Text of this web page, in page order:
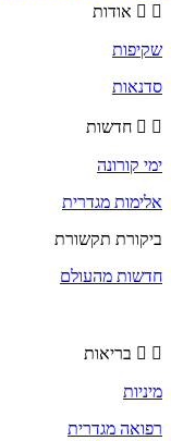
אודות
שקיפות
סדנאות
חדשות
ימי קורונה
אלימות מגדרית
ביקורת תקשורת
חדשות מהעולם
בריאות
מיניות
רפואה מגדרית